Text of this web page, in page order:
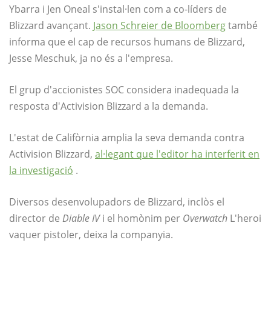
Ybarra i Jen Oneal s'instal·len com a co-líders de
Blizzard avançant. Jason Schreier de Bloombergtambé
informa que el cap de recursos humans de Blizzard,
Jesse Meschuk, ja no és a l'empresa.
El grup d'accionistes SOC considera inadequada la
resposta d'Activision Blizzard a la demanda.
L'estat de Califòrnia amplia la seva demanda contra
Activision Blizzard, al·legant que l'editor ha interferit en
la investigació .
Diversos desenvolupadors de Blizzard, inclòs el
director de Diable IVi el homònim per Overwatch L'heroi
vaquer pistoler, deixa la companyia.